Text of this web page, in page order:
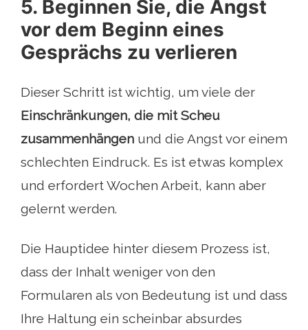
5. Beginnen Sie, die Angst
vor dem Beginn eines
Gesprächs zu verlieren
Dieser Schritt ist wichtig, um viele der
Einschränkungen, die mit Scheu
zusammenhängen und die Angst vor einem
schlechten Eindruck. Es ist etwas komplex
und erfordert Wochen Arbeit, kann aber
gelernt werden.
Die Hauptidee hinter diesem Prozess ist,
dass der Inhalt weniger von den
Formularen als von Bedeutung ist und dass
Ihre Haltung ein scheinbar absurdes